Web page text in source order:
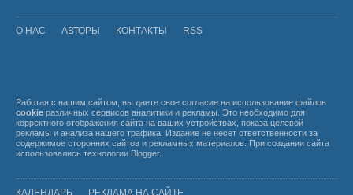
О НАС АВТОРЫ КОНТАКТЫ RSS
Работая с нашим сайтом, вы даете свое согласие на использование файлов
cookie различных сервисов аналитики и рекламы. Это необходимо для
корректного отображения сайта на ваших устройствах, показа целевой
рекламы и анализа нашего трафика. Издание не несет ответственности за
содержимое сторонних сайтов и рекламных материалов. При создании сайта
использовались технологии Blogger.
КАЛЕНДАРЬ РЕКЛАМА НА САЙТЕ